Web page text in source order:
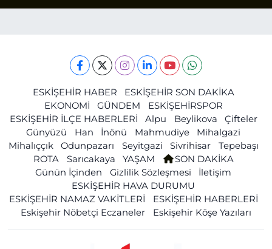
ESKİŞEHİR HABER
ESKİŞEHİR SON DAKİKA
EKONOMİ
GÜNDEM
ESKİŞEHİRSPOR
ESKİŞEHİR İLÇE HABERLERİ
Alpu Beylikova
Çifteler
Günyüzü
Han İnönü Mahmudiye
Mihalgazi
Mihalıççık
Odunpazarı Seyitgazi Sivrihisar
Tepebaşı
ROTA
Sarıcakaya YAŞAM
SON DAKİKA
Günün İçinden
Gizlilik Sözleşmesi
İletişim
ESKİŞEHİR HAVA DURUMU
ESKİŞEHİR NAMAZ VAKİTLERİ
ESKİŞEHİR HABERLERİ
Eskişehir Nöbetçi Eczaneler
Eskişehir Köşe Yazıları